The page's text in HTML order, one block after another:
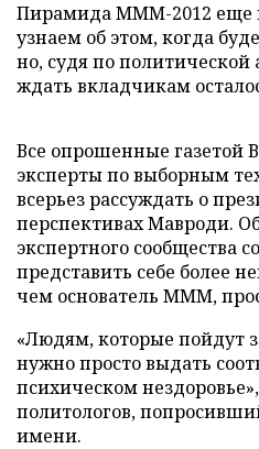
Пирамида МММ-2012 еще
узнаем об этом, когда
но, судя по
ждать вкладчикам
Все опрошенные газетой
эксперты по выборным
всерьез рассуждать о
перспективах Мавроди.
экспертного сообщества
представить себе более
чем основатель МММ,
«Людям, которые пойдут
нужно просто выдать
психическом
политологов,
имени.